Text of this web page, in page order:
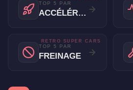
TOP 5 PAR
ACCÉLÉRATION
TOP 5 PAR
FREINAGE
RETRO SUPER CARS